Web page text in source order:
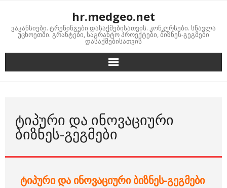
content
hr.medgeo.net
ვაკანსიები. ტრენინგები დასაქმებისათვის. კონკურსები. სწავლა
უცხოეთში. გრანტები, საგრანტო პროექტები, ბიზნეს-გეგმები
დასაქმებისათვის
ᲢᲘᲞᲣᲠᲘ ᲓᲐ ᲘᲜᲝᲕᲐᲪᲘᲣᲠᲘ
ᲑᲘᲖᲜᲔᲡ-ᲒᲔᲒᲛᲔᲑᲘ
ტიპური და ინოვაციური ბიზნეს-გეგმები